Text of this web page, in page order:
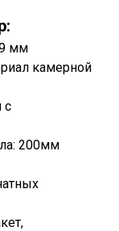
мм
камерной
с
200мм